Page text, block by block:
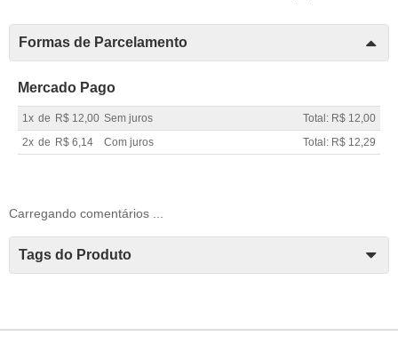
Formas de Parcelamento
Mercado Pago
1x de R$ 12,00 Sem juros
Total: R$ 12,00
2x de R$ 6,14 Com juros Total: R$ 12,29
Carregando comentários ...
Tags do Produto